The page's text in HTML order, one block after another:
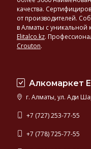
производителей:
нас
представлено
светлое
фильтрованное
нефильтрованное
пиво,
также
качества.
от производителей.
в Алматы с уникальной
Elitalco.kz.
Crouton.
Алкомаркет
г. Алматы, ул. Ади
+7 (727) 253-77-55
+7 (778) 725-77-55